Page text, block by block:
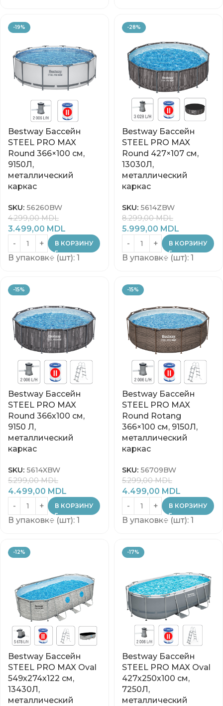
-19%
Bestway Бассейн
STEEL PRO MAX
Round 366×100 см,
9150Л,
металлический
каркас
SKU: 56260BW
4.299,00MDL
3.499,00 MDL
В КОРЗИНУ
В упаковке (шт): 1
-28%
Bestway Бассейн
STEEL PRO MAX
Round 427×107 см,
13030Л,
металлический
каркас
SKU: 5614ZBW
8.299,00MDL
5.999,00 MDL
В КОРЗИНУ
В упаковке (шт): 1
-15%
Bestway Бассейн
STEEL PRO MAX
Round 366х100 см,
9150 Л,
металлический
каркас
SKU: 5614XBW
5.299,00MDL
4.499,00 MDL
В КОРЗИНУ
В упаковке (шт): 1
-15%
Bestway Бассейн
STEEL PRO MAX
Round Rotang
366×100 см, 9150Л,
металлический
каркас
SKU: 56709BW
5.299,00MDL
4.499,00 MDL
В КОРЗИНУ
В упаковке (шт): 1
-12%
Bestway Бассейн
STEEL PRO MAX Oval
549х274х122 см,
13430Л,
металлический
-17%
Bestway Бассейн
STEEL PRO MAX Oval
427x250x100 см,
7250Л,
металлический